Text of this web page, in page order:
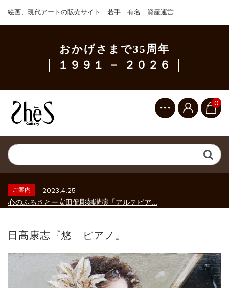
絵画、現代アートの販売サイト｜若手｜有名｜資産運営
おかげさまで35周年
│ １９９１ － ２０２６ │
0
ご案内
2023.2.25
ギャラリーシーズ「秋の美術散歩 京都・大...
ご案内
砂澤ビッキ展 －砂澤ビッキの生きた時代－...
ご案内
2023.4.25
心のふるさとー安田侃彫刻講演「アルテピア...
ご案内
2023.2.25
ギャラリーシーズ「秋の美術散歩 京都・大...
砂澤ビッキ展 －砂澤ビッキの生きた時代－...
心のふるさとー安田侃彫刻講演「アルテピア...
2023.2.25
ギャラリーシーズ「秋の美術散歩 京都・大...
日高康志『悠 ピアノ』